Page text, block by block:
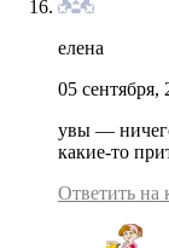
елена
05 сентября,
увы —
какие-то
Ответить